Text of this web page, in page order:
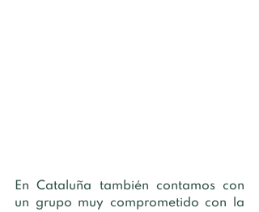
En Cataluña también contamos con
un grupo muy comprometido con la